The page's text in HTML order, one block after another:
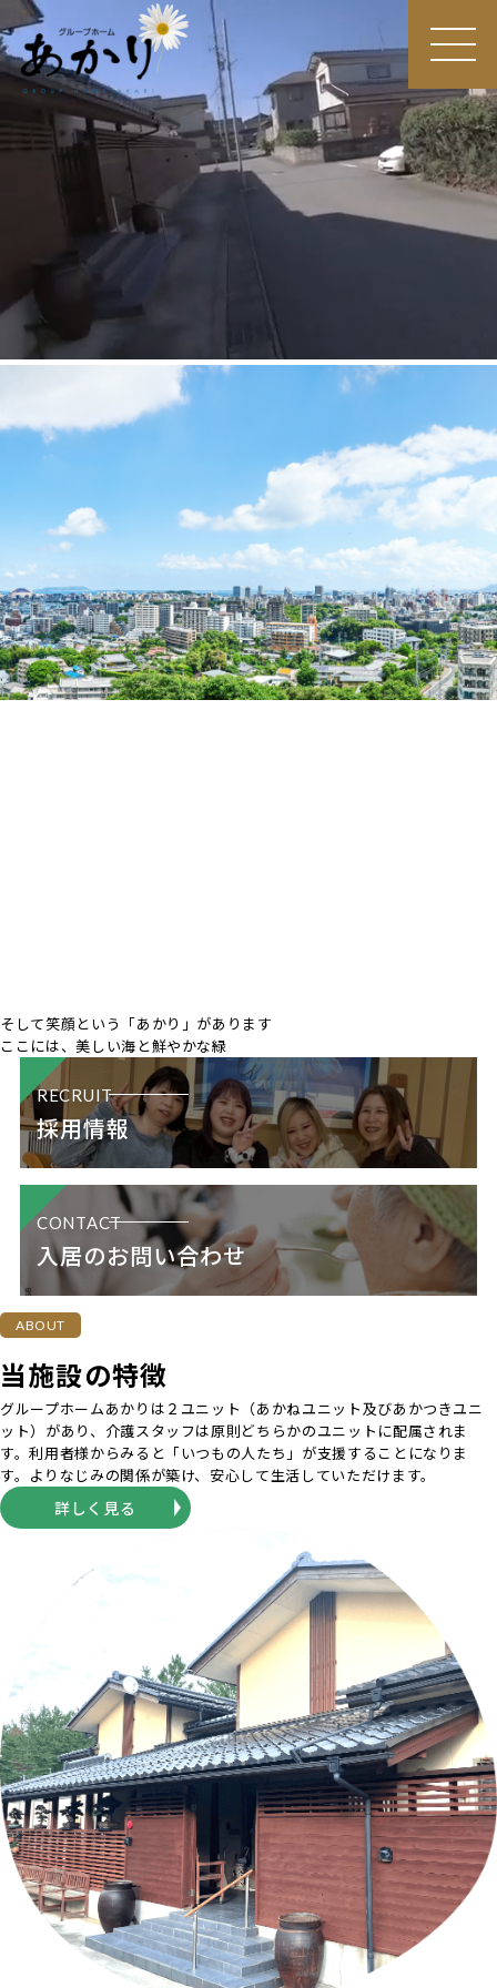
MEN
U
そして笑顔という 「あかり」があります
ここには、美しい海と鮮やかな緑
RECRUIT
採用情報
CONTACT
入居のお問い合わせ
ABOUT
当施設の特徴
グループホームあかりは２ユニット（あかねユニット及びあかつきユニ
ット）があり、介護スタッフは原則どちらかのユニットに配属されま
す。利用者様からみると「いつもの人たち」が支援することになりま
す。よりなじみの関係が築け、安心して生活していただけます。
詳しく見る